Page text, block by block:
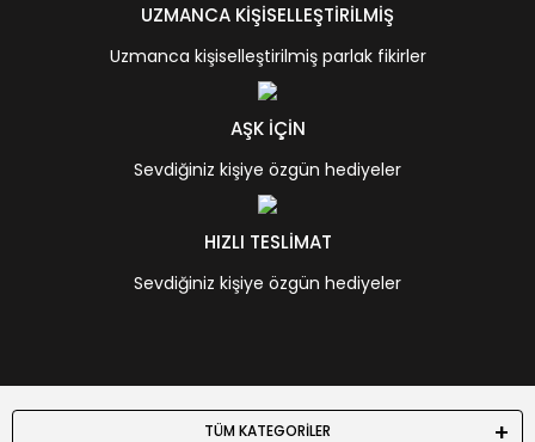
UZMANCA KİŞİSELLEŞTİRİLMİŞ
Uzmanca kişiselleştirilmiş parlak fikirler
AŞK İÇİN
Sevdiğiniz kişiye özgün hediyeler
HIZLI TESLİMAT
Sevdiğiniz kişiye özgün hediyeler
TÜM KATEGORİLER